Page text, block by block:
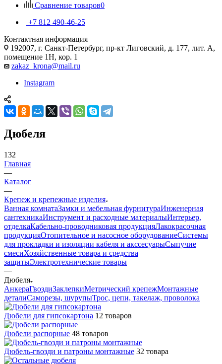
Сравнение товаров0
+7 812 490-46-25
Контактная информация
192007, г. Санкт-Петербург, пр-кт Лиговский, д. 177, лит. А,
помещение 1Н, кор. 1
zakaz_krona@mail.ru
Instagram
Дюбеля
132
Главная
—
Каталог
—
Крепеж и крепежные изделия
Ванная комнатаЗамки и мебельная фурнитураИнженерная
сантехникаИнструмент и расходные материалыИнтерьер,
отделкаКабельно-проводниковая продукцияЛакокрасочная
продукцияОтопительное и насосное оборудованиеСистемы
для прокладки и изоляции кабеля и акссесуарыСыпучие
смесиХозяйственные товара и средства
защитыЭлектротехнические товары
—
Дюбеля
АнкераГвоздиЗаклепкиМетрический крепежМонтажные
деталиСаморезы, шурупыТрос, цепи, такелаж, проволока
Дюбели для гипсокартона 12 товаров
Дюбели распорные 48 товаров
Дюбель-гвозди и патроны монтажные 32 товара